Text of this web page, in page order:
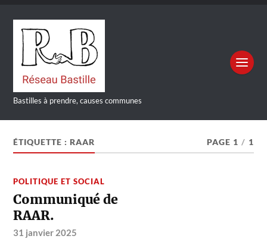
Bastilles à prendre, causes communes
ÉTIQUETTE :RAAR PAGE 1 / 1
POLITIQUE ET SOCIAL
Communiqué de
RAAR.
31 janvier 2025